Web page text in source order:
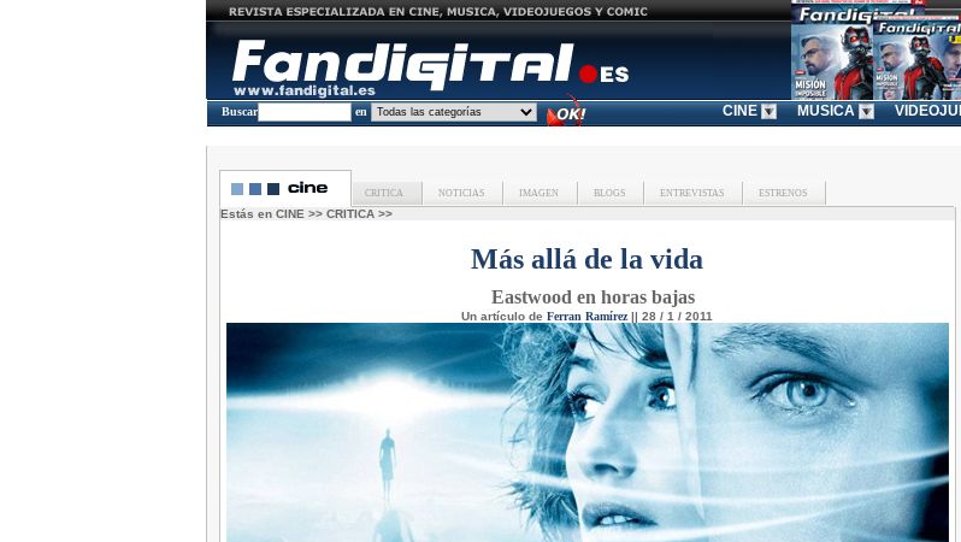
Buscar en CINE MUSICA
CRITICA NOTICIAS IMAGEN BLOGS ENTREVISTAS ESTRENOS
Estás en CINE >> CRITICA >>
Más allá de la vida
Eastwood en horas bajas
Un artículo de Ferran Ramírez|| 28 / 1 / 2011